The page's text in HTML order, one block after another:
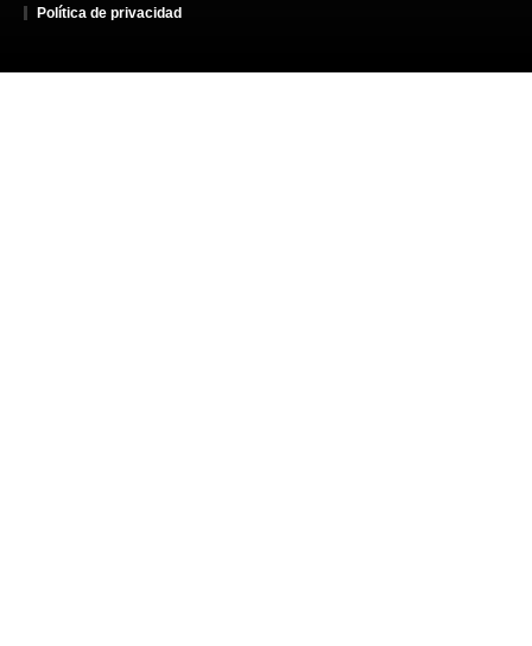
Política de privacidad